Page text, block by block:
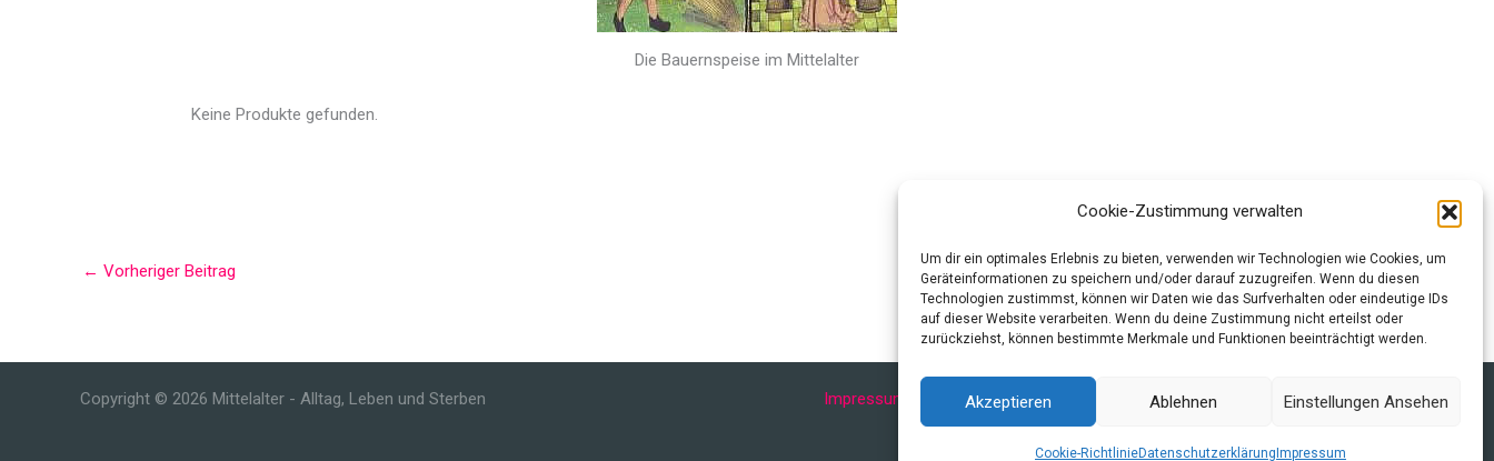
Cookie-Zustimmung verwalten
Um dir ein optimales Erlebnis zu bieten, verwenden wir Technologien wie Cookies, um
Geräteinformationen zu speichern und/oder darauf zuzugreifen. Wenn du diesen
Technologien zustimmst, können wir Daten wie das Surfverhalten oder eindeutige IDs
auf dieser Website verarbeiten. Wenn du deine Zustimmung nicht erteilst oder
zurückziehst, können bestimmte Merkmale und Funktionen beeinträchtigt werden.
Akzeptieren Ablehnen Einstellungen Ansehen
Cookie-RichtlinieDatenschutzerklärung Impressum
Die Bauernspeise im Mittelalter
Keine Produkte gefunden.
← Vorheriger Beitrag Nächster Beitrag→
Copyright © 2026 Mittelalter - Alltag, Leben und Sterben Impressum Datenschutzerklärung und Cookie-Richtlinie Quellen Index